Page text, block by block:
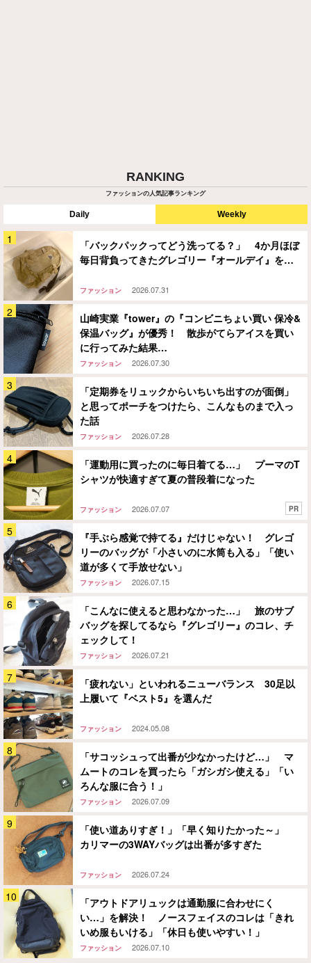
RANKING
ファッションの人気記事ランキング
Daily Weekly
「バックパックってどう洗ってる？」 4か月ほぼ
毎日背負ってきたグレゴリー『オールデイ』を…
ファッション 2026.07.31
山崎実業『tower』の『コンビニちょい買い 保冷&
保温バッグ』が優秀！ 散歩がてらアイスを買い
に行ってみた結果…
ファッション 2026.07.30
「定期券をリュックからいちいち出すのが面倒」
と思ってポーチをつけたら、こんなものまで入っ
た話
ファッション 2026.07.28
「運動用に買ったのに毎日着てる…」 プーマのT
シャツが快適すぎて夏の普段着になった
ファッション 2026.07.07 PR
『手ぶら感覚で持てる』だけじゃない！ グレゴ
リーのバッグが「小さいのに水筒も入る」「使い
道が多くて手放せない」
ファッション 2026.07.15
「こんなに使えると思わなかった…」 旅のサブ
バッグを探してるなら『グレゴリー』のコレ、チ
ェックして！
ファッション 2026.07.21
「疲れない」といわれるニューバランス 30足以
上履いて『ベスト5』を選んだ
ファッション 2024.05.08
「サコッシュって出番が少なかったけど…」 マ
ムートのコレを買ったら「ガシガシ使える」「い
ろんな服に合う！」
ファッション 2026.07.09
「使い道ありすぎ！」「早く知りたかった～」
カリマーの3WAYバッグは出番が多すぎた
ファッション 2026.07.24
「アウトドアリュックは通勤服に合わせにく
い…」を解決！ ノースフェイスのコレは「きれ
いめ服もいける」「休日も使いやすい！」
ファッション 2026.07.10